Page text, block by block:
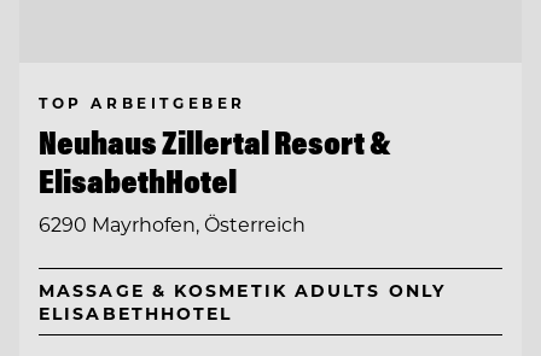
TOP ARBEITGEBER
Neuhaus Zillertal Resort &
ElisabethHotel
6290 Mayrhofen, Österreich
MASSAGE & KOSMETIK ADULTS ONLY
ELISABETHHOTEL